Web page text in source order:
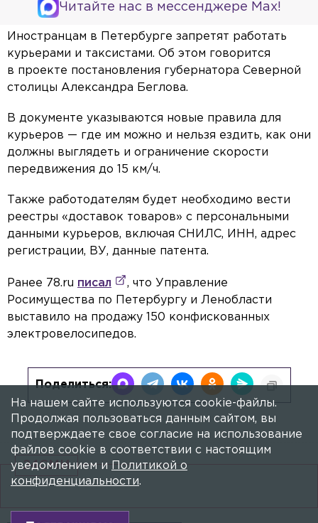
Читайте нас в мессенджере Max!
Иностранцам в Петербурге запретят работать
курьерами и таксистами. Об этом говорится
в проекте постановления губернатора Северной
столицы Александра Беглова.
В документе указываются новые правила для
курьеров — где им можно и нельзя ездить, как они
должны выглядеть и ограничение скорости
передвижения до 15 км/ч.
Также работодателям будет необходимо вести
реестры «доставок товаров» с персональными
данными курьеров, включая СНИЛС, ИНН, адрес
регистрации, ВУ, данные патента.
Ранее 78.ru писал
, что Управление
Росимущества по Петербургу и Ленобласти
выставило на продажу 150 конфискованных
электровелосипедов.
Поделиться:
24СМИ
На нашем сайте используются cookie-файлы.
Продолжая пользоваться данным сайтом, вы
подтверждаете свое согласие на использование
файлов cookie в соответствии с настоящим
уведомлением и
Политикой о
конфиденциальности.